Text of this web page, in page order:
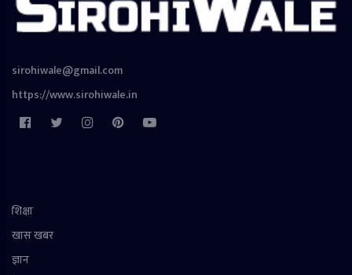
sirohiwale@gmail.com
https://www.sirohiwale.in
शिक्षा
खास खबर
ज्ञान